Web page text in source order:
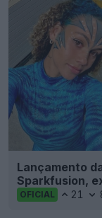
Lançamento
Sparkfusion,
OFICIAL 21